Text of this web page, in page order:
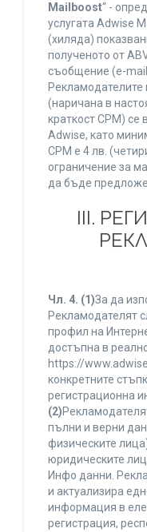
Mailboost“ -
услугата Adwise
(хиляда)
полученото от
съобщение (e-
(наричана в
краткост CPM)
Adwise, като
CPM е 4 лв.
ограничение за
да бъде
ІІІ.
Чл. 4. (1)За да
Рекламодателят
профил на
достъпна в
https://
конкретните
регистрационна
(2)
пълни и верни
физическите
юридическите
Инфо данни.
и актуализира
информация в
регистрация,